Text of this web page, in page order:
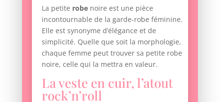
La petite robenoire est une pièce
incontournable de la garde-robe féminine.
Elle est synonyme d’élégance et de
simplicité. Quelle que soit la morphologie,
chaque femme peut trouver sa petite robe
noire, celle qui la mettra en valeur.
La veste en cuir, l’atout
rock’n’roll